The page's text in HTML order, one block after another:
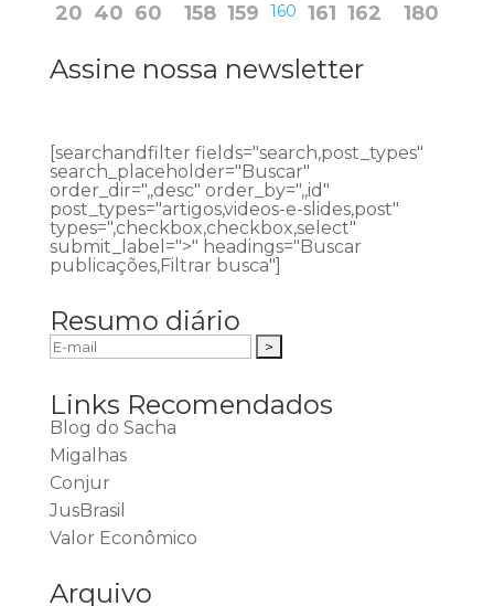
20 40 60 158 159 160 161 162 180
Assine nossa newsletter
[searchandfilter fields="search,post_types"
search_placeholder="Buscar"
order_dir=",,desc" order_by=",,id"
post_types="artigos,videos-e-slides,post"
types=",checkbox,checkbox,select"
submit_label=">" headings="Buscar
publicações,Filtrar busca"]
Resumo diário
Links Recomendados
Blog do Sacha
Migalhas
Conjur
JusBrasil
Valor Econômico
Arquivo